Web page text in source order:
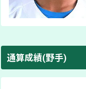
通算成績(野手)